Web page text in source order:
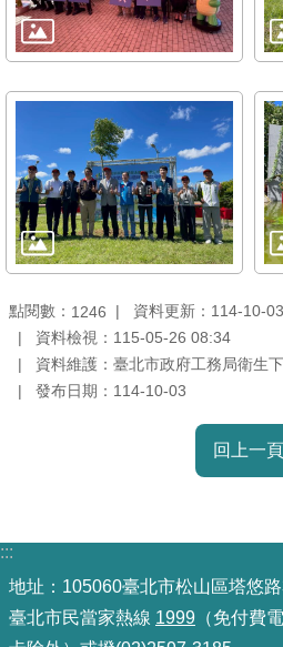
府
網
站
資
放
宣
告
隱
私
權
及
資
絡
資
點閱數： 1246
資料更新：114-10-
資料檢視：115-05-26 08:34
資料維護：臺北市政府工務局衛生
發布日期：114-10-03
回上一頁
:::
地址：105060臺北市松山區塔悠
臺北市民當家熱線 1999 （免付費